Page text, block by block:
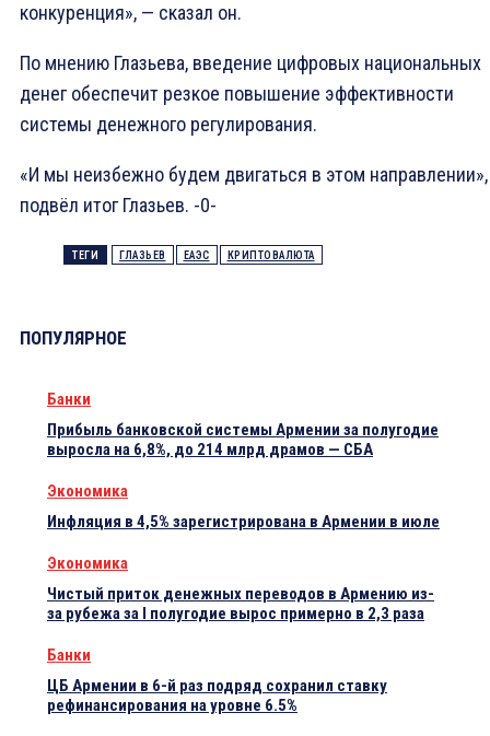
конкуренция», — сказал он.
По мнению Глазьева, введение цифровых национальных
денег обеспечит резкое повышение эффективности
системы денежного регулирования.
«И мы неизбежно будем двигаться в этом
подвёл итог Глазьев. -0-
ТЕГИ ГЛАЗЬЕВ ЕАЭС КРИПТОВАЛЮТА
ПОПУЛЯРНОЕ
Банки
Прибыль банковской системы Армении за полугодие
выросла на 6,8%, до 214 млрд драмов — СБА
Экономика
Инфляция в 4,5% зарегистрирована в Армении в июле
Экономика
Чистый приток денежных переводов в Армению из-
за рубежа за I полугодие вырос примерно в 2,3 раза
Банки
ЦБ Армении в 6-й раз подряд сохранил ставку
рефинансирования на уровне 6.5%